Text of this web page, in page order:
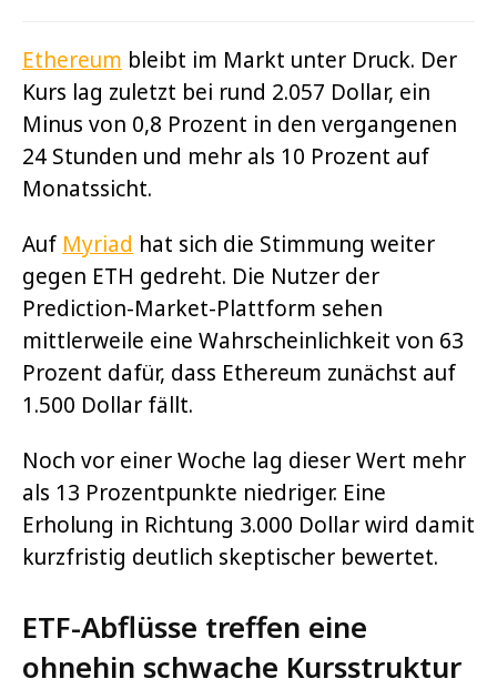
Ethereum bleibt im Markt unter Druck. Der
Kurs lag zuletzt bei rund 2.057 Dollar, ein
Minus von 0,8 Prozent in den vergangenen
24 Stunden und mehr als 10 Prozent auf
Monatssicht.
Auf Myriad hat sich die Stimmung weiter
gegen ETH gedreht. Die Nutzer der
Prediction-Market-Plattform sehen
mittlerweile eine Wahrscheinlichkeit von 63
Prozent dafür, dass Ethereum zunächst auf
1.500 Dollar fällt.
Noch vor einer Woche lag dieser Wert mehr
als 13 Prozentpunkte niedriger. Eine
Erholung in Richtung 3.000 Dollar wird damit
kurzfristig deutlich skeptischer bewertet.
ETF-Abflüsse treffen eine
ohnehin schwache Kursstruktur